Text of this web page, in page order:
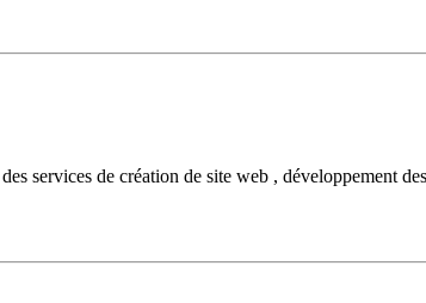
services de création de site web , développement